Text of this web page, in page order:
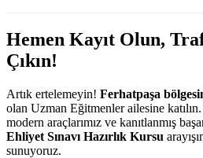
Hemen Kayıt Olun,
Çıkın!
Artık ertelemeyin! Ferhatpaşa
olan Uzman Eğitmenler ailesine
modern araçlarımız ve kanıtlanmış
Ehliyet Sınavı Hazırlık Kursu
sunuyoruz.